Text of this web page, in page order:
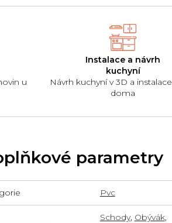
u
Instalace a návrh
kuchyní
Návrh kuchyní v 3D a
doma
parametry
Pvc
Schody, Obývák,